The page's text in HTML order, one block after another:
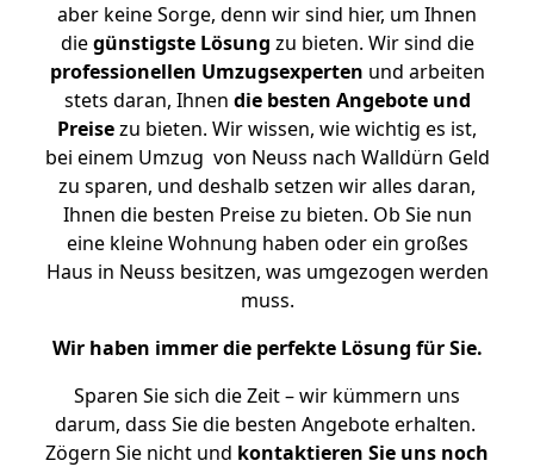
aber keine Sorge, denn wir sind hier, um Ihnen
diegünstigste Lösung zu bieten. Wir sind die
professionellen Umzugsexperten und arbeiten
stets daran, Ihnen die besten Angebote und
Preisezu bieten. Wir wissen, wie wichtig es ist,
bei einem Umzug von Neuss nach Walldürn Geld
zu sparen, und deshalb setzen wir alles daran,
Ihnen die besten Preise zu bieten. Ob Sie nun
eine kleine Wohnung haben oder ein großes
Haus in Neuss besitzen, was umgezogen werden
muss.
Wir haben immer die perfekte Lösung für Sie.
Sparen Sie sich die Zeit – wir kümmern uns
darum, dass Sie die besten Angebote erhalten.
Zögern Sie nicht und kontaktieren Sie uns noch